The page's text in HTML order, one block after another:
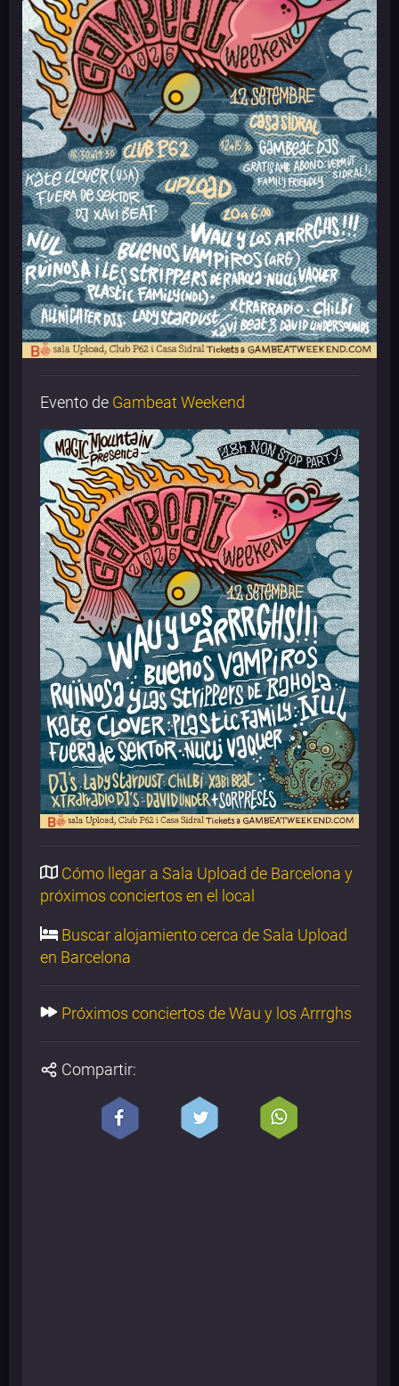
Evento de Gambeat Weekend
Cómo llegar a Sala Upload de Barcelona y
próximos conciertos en el local
Buscar alojamiento cerca de Sala Upload
en Barcelona
Próximos conciertos de Wau y los Arrrghs
Compartir: